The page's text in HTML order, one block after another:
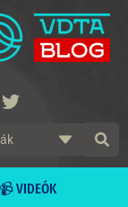
📹 VIDEÓK